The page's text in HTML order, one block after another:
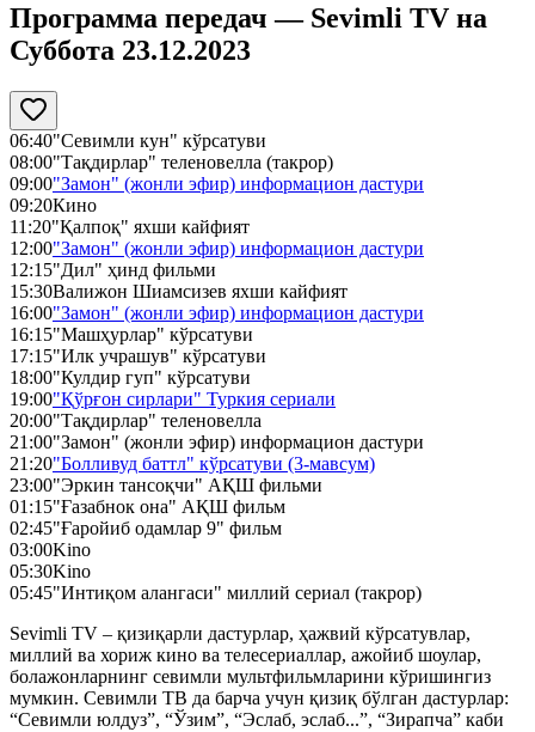
Программа передач — Sevimli TV на
Суббота 23.12.2023
06:40"Севимли кун" кўрсатуви
08:00"Тақдирлар" теленовелла (такрор)
09:00"Замон" (жонли эфир) информацион дастури
09:20Кино
11:20"Қалпоқ" яхши кайфият
12:00"Замон" (жонли эфир) информацион дастури
12:15"Дил" ҳинд фильми
15:30Валижон Шиамсизев яхши кайфият
16:00"Замон" (жонли эфир) информацион дастури
16:15"Машҳурлар" кўрсатуви
17:15"Илк учрашув" кўрсатуви
18:00"Кулдир гуп" кўрсатуви
19:00"Қўрғон сирлари" Туркия сериали
20:00"Тақдирлар" теленовелла
21:00"Замон" (жонли эфир) информацион дастури
21:20"Болливуд баттл" кўрсатуви (3-мавсум)
23:00"Эркин тансоқчи" АҚШ фильми
01:15"Ғазабнок она" АҚШ фильм
02:45"Ғаройиб одамлар 9" фильм
03:00Kino
05:30Kino
05:45"Интиқом алангаси" миллий сериал (такрор)
Sevimli TV – қизиқарли дастурлар, ҳажвий кўрсатувлар,
миллий ва хориж кино ва телесериаллар, ажойиб шоулар,
болажонларнинг севимли мультфильмларини кўришингиз
мумкин. Севимли ТВ да барча учун қизиқ бўлган дастурлар:
“Севимли юлдуз”, “Ўзим”, “Эслаб, эслаб...”, “Зирапча” каби